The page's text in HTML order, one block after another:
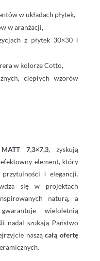
w układach płytek,
w aranżacji,
z płytek 30×30 i
w kolorze Cotto,
ciepłych wzorów
7,3×7,3, zyskują
element, który
przytulności i elegancji.
się w projektach
naturą, a
wieloletnią
nadal szukają Państwo
naszącałą ofertę